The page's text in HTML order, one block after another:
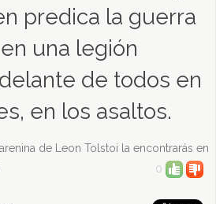
predica la guerra
una legión
de todos en
en los asaltos.
de Leon Tolstoi la encontrarás en
0